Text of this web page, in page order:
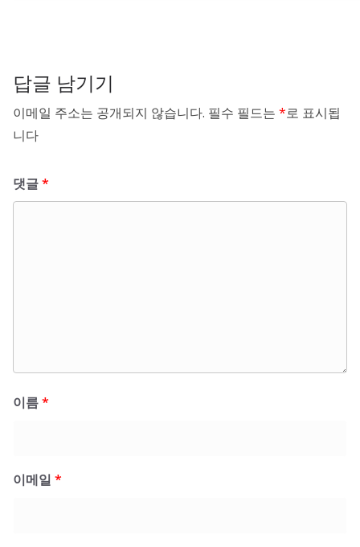
답글 남기기
이메일 주소는 공개되지 않습니다. 필수 필드는 *로 표시됩
니다
댓글*
이름*
이메일 *